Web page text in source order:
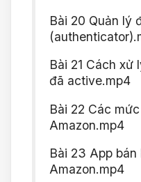
Bài 20 Quản lý
Bài 21 Cách xử
đã active.mp4
Bài 22 Các
Amazon.mp4
Bài 23 App bán
Amazon.mp4